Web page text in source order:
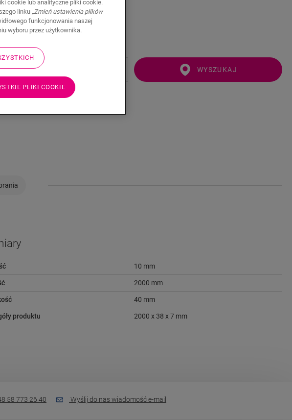
PLN/m
cena brutto
WYSZUKAJ
10 mm
2000 mm
40 mm
produktu 2000 x 38 x 7 mm
58 773 26 40 Wyślij do nas wiadomość e-mail
cookie lub analityczne pliki cookie.
linku „Zmień ustawienia plików
funkcjonowania naszej
wyboru przez użytkownika.
PLIKI COOKIE